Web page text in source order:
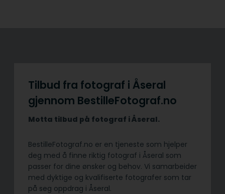
Tilbud fra fotograf i Åseral
gjennom BestilleFotograf.no
Motta tilbud på fotograf i Åseral.
BestilleFotograf.no er en tjeneste som hjelper
deg med å finne riktig fotograf i Åseral som
passer for dine ønsker og behov. Vi samarbeider
med dyktige og kvalifiserte fotografer som tar
på seg oppdrag i Åseral.